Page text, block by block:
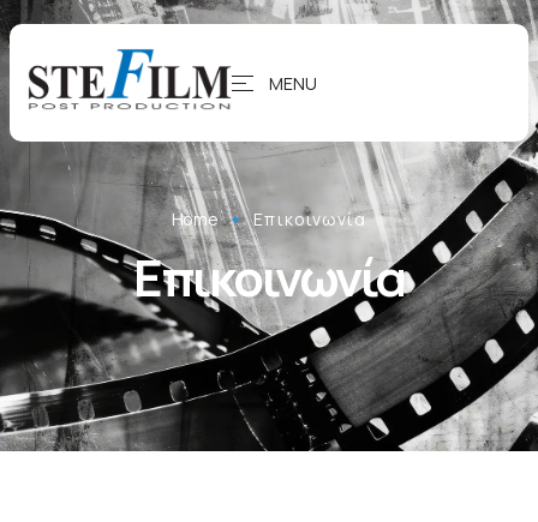
MENU
Home Επικοινωνία
Επικοινωνία